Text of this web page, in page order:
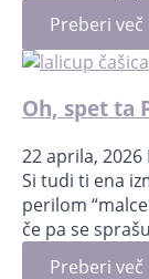
Preberi več
Oh, spet ta
22 aprila, 2026
Si tudi ti ena
perilom
če pa se
Preberi več